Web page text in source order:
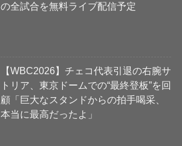
の全試合を無料ライブ配信予定
【WBC2026】チェコ代表引退の右腕サ
トリア、東京ドームでの“最終登板”を回
顧「巨大なスタンドからの拍手喝采、
本当に最高だったよ」